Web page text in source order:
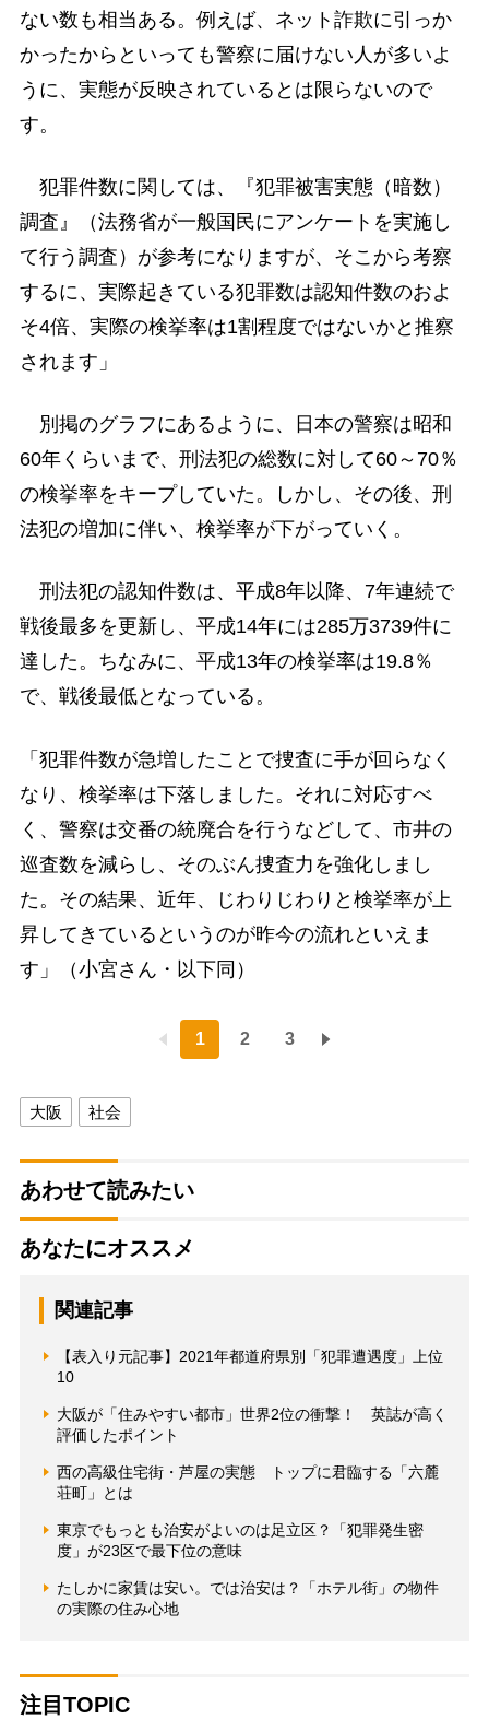
ない数も相当ある。例えば、ネット詐欺に引っか
かったからといっても警察に届けない人が多いよ
うに、実態が反映されているとは限らないので
す。
犯罪件数に関しては、『犯罪被害実態（暗数）
調査』（法務省が一般国民にアンケートを実施し
て行う調査）が参考になりますが、そこから考察
するに、実際起きている犯罪数は認知件数のおよ
そ4倍、実際の検挙率は1割程度ではないかと推察
されます」
別掲のグラフにあるように、日本の警察は昭和
60年くらいまで、刑法犯の総数に対して60～70％
の検挙率をキープしていた。しかし、その後、刑
法犯の増加に伴い、検挙率が下がっていく。
刑法犯の認知件数は、平成8年以降、7年連続で
戦後最多を更新し、平成14年には285万3739件に
達した。ちなみに、平成13年の検挙率は19.8％
で、戦後最低となっている。
「犯罪件数が急増したことで捜査に手が回らなく
なり、検挙率は下落しました。それに対応すべ
く、警察は交番の統廃合を行うなどして、市井の
巡査数を減らし、そのぶん捜査力を強化しまし
た。その結果、近年、じわりじわりと検挙率が上
昇してきているというのが昨今の流れといえま
す」（小宮さん・以下同）
1 2 3
大阪 社会
あわせて読みたい
あなたにオススメ
関連記事
【表入り元記事】2021年都道府県別「犯罪遭遇度」上位
10
大阪が「住みやすい都市」世界2位の衝撃！ 英誌が高く
評価したポイント
西の高級住宅街・芦屋の実態 トップに君臨する「六麓
荘町」とは
東京でもっとも治安がよいのは足立区？「犯罪発生密
度」が23区で最下位の意味
たしかに家賃は安い。では治安は？「ホテル街」の物件
の実際の住み心地
注目TOPIC